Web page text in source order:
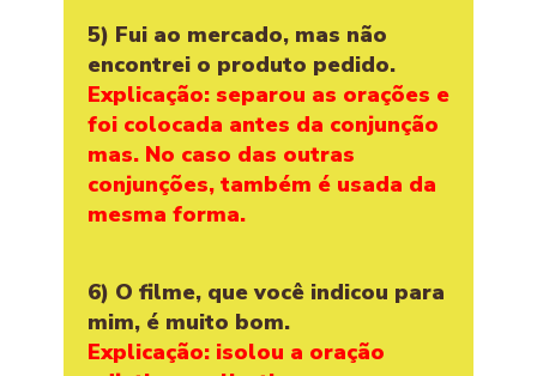
5) Fui ao mercado, mas não
encontrei o produto pedido.
Explicação: separou as orações e
foi colocada antes da conjunção
mas. No caso das outras
conjunções, também é usada da
mesma forma.
6) O filme, que você indicou para
mim, é muito bom.
Explicação: isolou a oração